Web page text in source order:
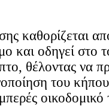
καθορίζεται
και οδηγεί στο
θέλοντας να
του